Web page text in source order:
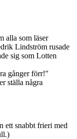
alla som läser
Lindström rusade
sig som Lotten
gånger förr!"
ställa några
ett snabbt frieri med